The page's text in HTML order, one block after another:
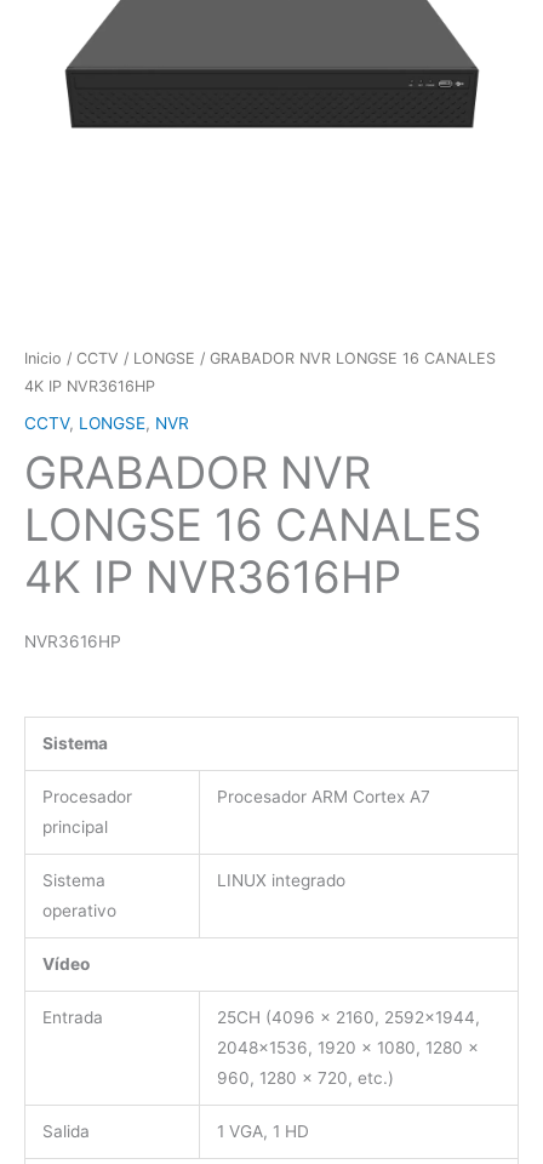
Inicio / CCTV / LONGSE / GRABADOR NVR LONGSE 16 CANALES
4K IP NVR3616HP
CCTV, LONGSE, NVR
GRABADOR NVR
LONGSE 16 CANALES
4K IP NVR3616HP
NVR3616HP
Sistema
Procesador
principal
Procesador ARM Cortex A7
Sistema
operativo
LINUX integrado
Vídeo
Entrada
25CH (4096 × 2160, 2592×1944,
2048×1536, 1920 × 1080, 1280 ×
960, 1280 × 720, etc.)
Salida 1 VGA, 1 HD